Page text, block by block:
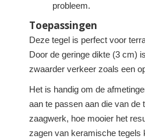
probleem.
Toepassingen
Deze tegel is perfect voor
Door de geringe dikte (3 cm)
zwaarder verkeer zoals een
Het is handig om de
aan te passen aan die van de
zaagwerk, hoe mooier het
zagen van keramische tegels